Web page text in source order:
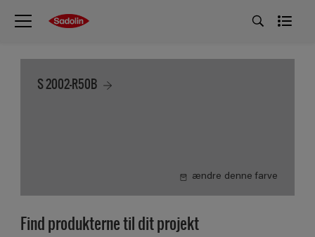
S 2002-R50B
ændre denne farve
Find produkterne til dit projekt